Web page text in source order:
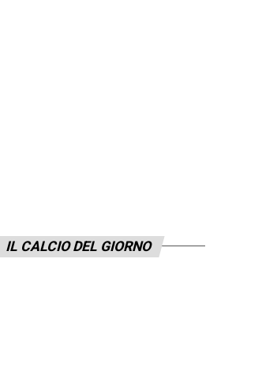
IL CALCIO DEL GIORNO